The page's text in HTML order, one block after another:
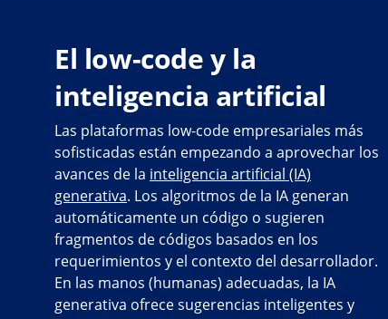
El low-code y la
inteligencia artificial
Las plataformas low-code empresariales más
sofisticadas están empezando a aprovechar los
avances de la inteligencia artificial (IA)
generativa. Los algoritmos de la IA generan
automáticamente un código o sugieren
fragmentos de códigos basados en los
requerimientos y el contexto del desarrollador.
En las manos (humanas) adecuadas, la IA
generativa ofrece sugerencias inteligentes y